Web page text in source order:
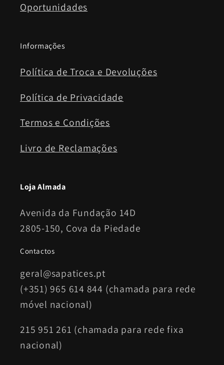
Oportunidades
Informações
Política de Troca e Devoluções
Política de Privacidade
Termos e Condições
Livro de Reclamações
Loja Almada
Avenida da Fundação 14D
2805-150, Cova da Piedade
Contactos
geral@sapatices.pt
(+351) 965 614 844 (chamada para rede
móvel nacional)
215 951 261 (chamada para rede fixa
nacional)